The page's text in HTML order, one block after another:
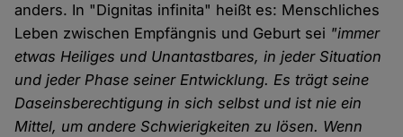
anders. In "Dignitas infinita" heißt es: Menschliches
Leben zwischen Empfängnis und Geburt sei "immer
etwas Heiliges und Unantastbares, in jeder Situation
und jeder Phase seiner Entwicklung. Es trägt seine
Daseinsberechtigung in sich selbst und ist nie ein
Mittel, um andere Schwierigkeiten zu lösen. Wenn